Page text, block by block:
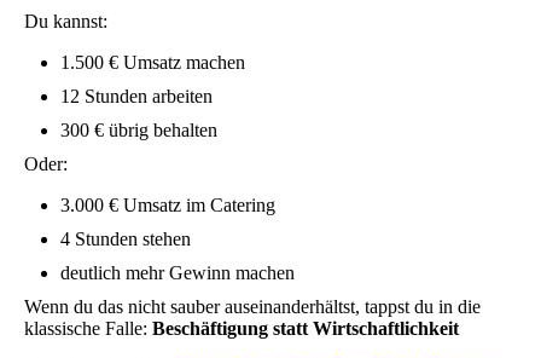
Du kannst:
1.500 € Umsatz machen
12 Stunden arbeiten
300 € übrig behalten
Oder:
3.000 € Umsatz im Catering
4 Stunden stehen
deutlich mehr Gewinn machen
Wenn du das nicht sauber auseinanderhältst, tappst du in die
klassische Falle: Beschäftigung statt Wirtschaftlichkeit